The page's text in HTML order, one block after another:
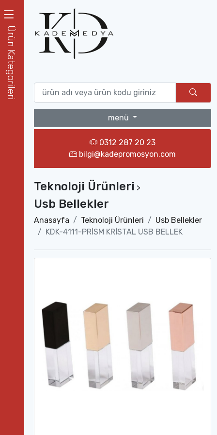
Ürün Kategorileri
menü
0312 287 20 23
bilgi@kadepromosyon.com
Teknoloji Ürünleri >
Usb Bellekler
Anasayfa Teknoloji Ürünleri
Usb Bellekler
KDK-4111-PRİSM KRİSTAL USB BELLEK